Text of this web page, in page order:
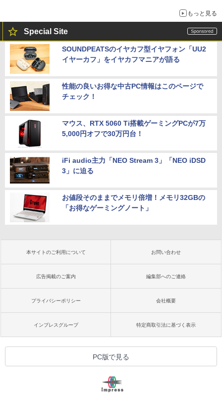
もっと見る
Special Site
SOUNDPEATSのイヤカフ型イヤフォン「UU2
イヤーカフ」をイヤカフマニアが語る
性能の良いお得な中古PC情報はこのページで
チェック！
マウス、RTX 5060 Ti搭載ゲーミングPCが7万
5,000円オフで30万円台！
iFi audio主力「NEO Stream 3」「NEO iDSD
3」に迫る
お値段そのままでメモリ倍増！メモリ32GBの
「お得なゲーミングノート」
本サイトのご利用について お問い合わせ
広告掲載のご案内 編集部へのご連絡
プライバシーポリシー 会社概要
インプレスグループ 特定商取引法に基づく表示
PC版で見る